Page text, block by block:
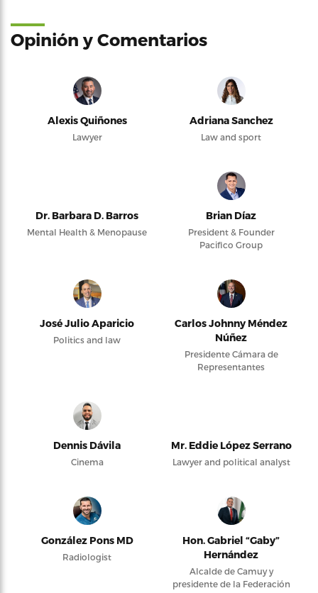
Opinión y Comentarios
Alexis Quiñones
Lawyer
Adriana Sanchez
Law and sport
Dr. Barbara D. Barros
Mental Health & Menopause
Brian Díaz
President & Founder
Pacifico Group
José Julio Aparicio
Politics and law
Carlos Johnny Méndez
Núñez
Presidente Cámara de
Representantes
Dennis Dávila
Cinema
Mr. Eddie López Serrano
Lawyer and political analyst
González Pons MD
Radiologist
Hon. Gabriel “Gaby”
Hernández
Alcalde de Camuy y
presidente de la Federación